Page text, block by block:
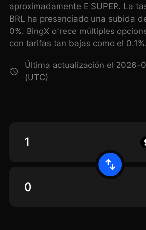
aproximadamente E SUPER. La
BRL ha presenciado una subida
0%. BingX ofrece múltiples
con tarifas tan bajas como el 0.1%.
Última actualización el 2026-
(UTC)